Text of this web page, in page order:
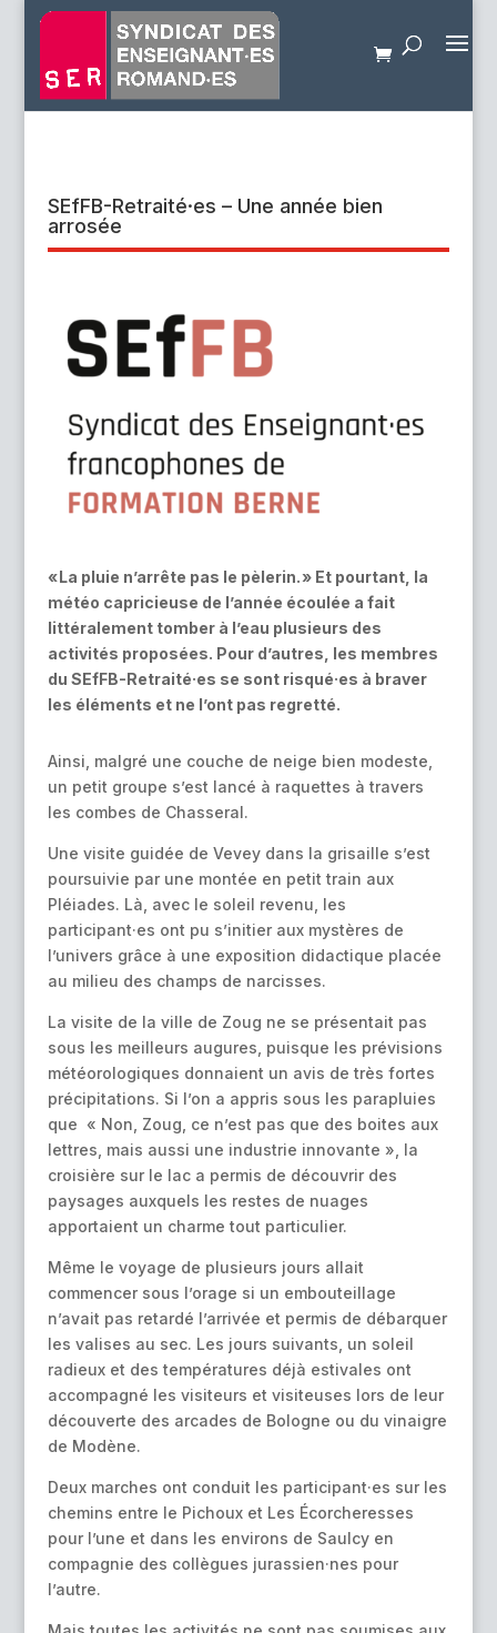
SEfFB-Retraité·es – Une année bien
arrosée
« La pluie n’arrête pas le pèlerin. » Et pourtant, la
météo capricieuse de l’année écoulée a fait
littéralement tomber à l’eau plusieurs des
activités proposées. Pour d’autres, les membres
du SEfFB-Retraité·es se sont risqué·es à braver
les éléments et ne l’ont pas regretté.
Ainsi, malgré une couche de neige bien modeste,
un petit groupe s’est lancé à raquettes à travers
les combes de Chasseral.
Une visite guidée de Vevey dans la grisaille s’est
poursuivie par une montée en petit train aux
Pléiades. Là, avec le soleil revenu, les
participant·es ont pu s’initier aux mystères de
l’univers grâce à une exposition didactique placée
au milieu des champs de narcisses.
La visite de la ville de Zoug ne se présentait pas
sous les meilleurs augures, puisque les prévisions
météorologiques donnaient un avis de très fortes
précipitations. Si l’on a appris sous les parapluies
que « Non, Zoug, ce n’est pas que des boites aux
lettres, mais aussi une industrie innovante », la
croisière sur le lac a permis de découvrir des
paysages auxquels les restes de nuages
apportaient un charme tout particulier.
Même le voyage de plusieurs jours allait
commencer sous l’orage si un embouteillage
n’avait pas retardé l’arrivée et permis de débarquer
les valises au sec. Les jours suivants, un soleil
radieux et des températures déjà estivales ont
accompagné les visiteurs et visiteuses lors de leur
découverte des arcades de Bologne ou du vinaigre
de Modène.
Deux marches ont conduit les participant·es sur les
chemins entre le Pichoux et Les Écorcheresses
pour l’une et dans les environs de Saulcy en
compagnie des collègues jurassien·nes pour
l’autre.